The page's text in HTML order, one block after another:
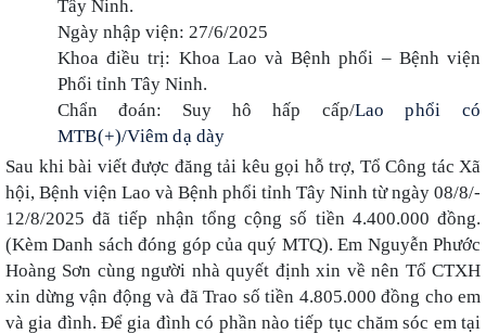
Tây Ninh.
Ngày nhập viện: 27/6/2025
Khoa điều trị: Khoa Lao và Bệnh phổi – Bệnh viện
Phổi tỉnh Tây Ninh.
Chẩn đoán: Suy hô hấp cấp/Lao phổi có
MTB(+)/Viêm dạ dày
Sau khi bài viết được đăng tải kêu gọi hỗ trợ, Tổ Công tác Xã
hội, Bệnh viện Lao và Bệnh phổi tỉnh Tây Ninh từ ngày 08/8/-
12/8/2025đã tiếp nhận tổng cộng số tiền 4.400.000 đồng.
(Kèm Danh sách đóng góp của quý MTQ).Em Nguyễn Phước
Hoàng Sơn cùng người nhà quyết định xin về nên Tổ CTXH
xin dừng vận động và đã Trao số tiền 4.805.000 đồng cho em
và gia đình. Để gia đình có phần nào tiếp tục chăm sóc em tại